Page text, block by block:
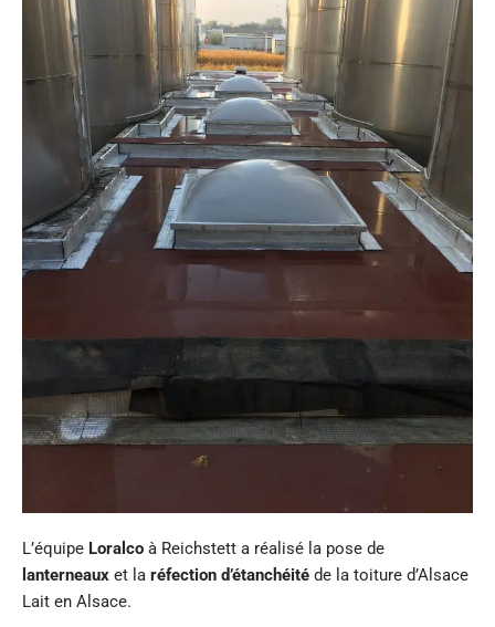
L’équipe Loralco à Reichstett a réalisé la pose de
lanterneaux et la réfection d’étanchéité de la toiture d’Alsace
Lait en Alsace.